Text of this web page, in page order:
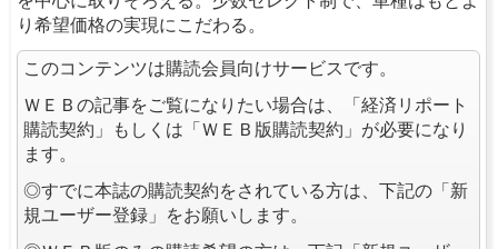
り希望価格の実現にこだわる。
このコンテンツは購読会員向けサービスです。
ＷＥＢの記事をご覧になりたい場合は、「経済リポート
購読契約」もしくは「ＷＥＢ版購読契約」が必要になり
ます。
◎すでに本誌の購読契約をされている方は、下記の「新
規ユーザー登録」をお願いします。